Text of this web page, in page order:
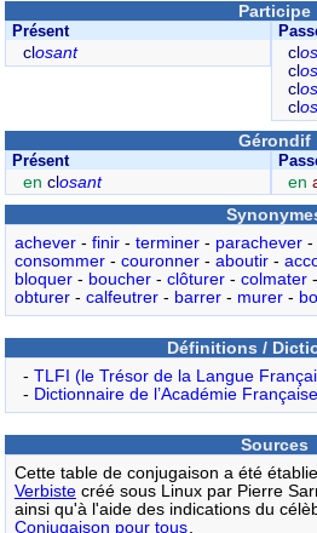
Participe
Présent
cl osant
clos
cl
clos
cl
Gérondif
Présent
en closant
en
achever- finir- terminer- parachever-
consommer- couronner- aboutir-
bloquer- boucher- clôturer- colmater-
obturer- calfeutrer- barrer- murer-
Définitions /
- TLFI (le Trésor de la Langue
- Dictionnaire de l’Académie
Sources
Cette table de conjugaison a été
Verbistecréé sous Linux par Pierre
ainsi qu'à l'aide des indications du
Conjugaison pour tous